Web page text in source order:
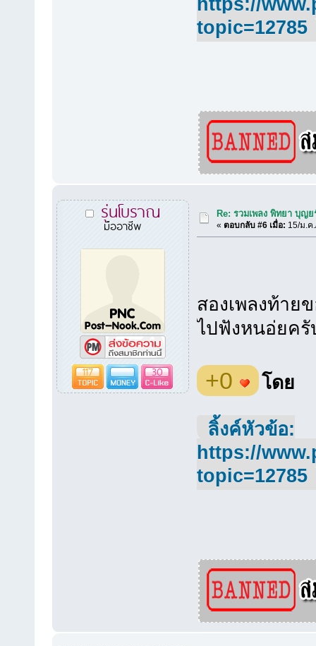
topic=12785
รุ่นโบราณ
มืออาชีพ
117 30
Re: รวมเพลง พิทยา บุญ
«ตอบกลับ #6 เมื่อ: 15/ม.ค
สองเพลงท้าย
ไปฟังหนอ่ยค
+0 โดย
ลิ้งค์หัวข้อ:
https://
topic=12785